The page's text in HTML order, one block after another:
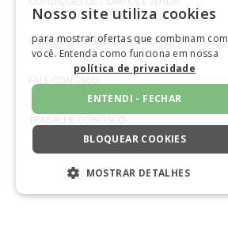
CORTINAS E PERSIANAS SOB MEDIDA
FALE CONOSCO
TRABALHE CONOSCO
Nosso site utiliza cookies
para mostrar ofertas que combinam com
você. Entenda como funciona em nossa
política de privacidade
ENTENDI - FECHAR
BLOQUEAR COOKIES
MOSTRAR DETALHES
ESTRITAMENTE NECESSÁRIOS